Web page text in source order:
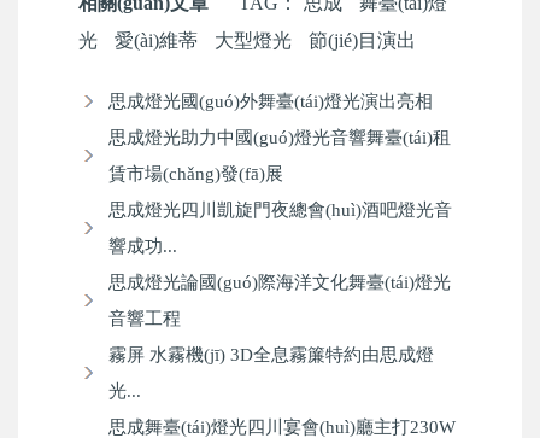
光
愛(ài)維蒂 大型燈光 節(jié)目演出
思成燈光國(guó)外舞臺(tái)燈光演出亮相
思成燈光助力中國(guó)燈光音響舞臺(tái)租
賃市場(chǎng)發(fā)展
思成燈光四川凱旋門夜總會(huì)酒吧燈光音
響成功...
思成燈光論國(guó)際海洋文化舞臺(tái)燈光
音響工程
霧屏 水霧機(jī) 3D全息霧簾特約由思成燈
光...
思成舞臺(tái)燈光四川宴會(huì)廳主打230W